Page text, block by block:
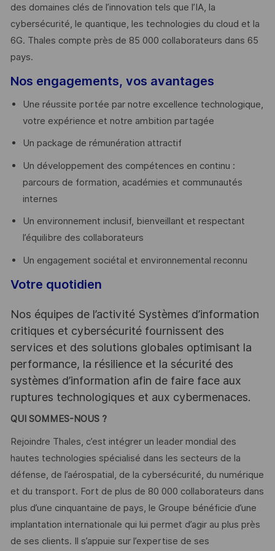
des domaines clés de l’innovation tels que l’IA, la
cybersécurité, le quantique, les technologies du cloud et la
6G. Thales compte près de 85 000 collaborateurs dans 65
pays. ​
Nos engagements, vos avantages
Une réussite portée par notre excellence technologique,
votre expérience et notre ambition partagée
Un package de rémunération attractif
Un développement des compétences en continu :
parcours de formation, académies et communautés
internes
Un environnement inclusif, bienveillant et respectant
l’équilibre des collaborateurs
Un engagement sociétal et environnemental reconnu
Votre quotidien
Nos équipes de l’activité Systèmes d’information
critiques et cybersécurité fournissent des
services et des solutions globales optimisant la
performance, la résilience et la sécurité des
systèmes d’information afin de faire face aux
ruptures technologiques et aux cybermenaces.
QUI SOMMES-NOUS ?
Rejoindre Thales, c’est intégrer un leader mondial des
hautes technologies spécialisé dans les secteurs de la
défense, de l’aérospatial, de la cybersécurité, du numérique
et du transport. Fort de plus de 80 000 collaborateurs dans
plus d’une cinquantaine de pays, le Groupe bénéficie d’une
implantation internationale qui lui permet d’agir au plus près
de ses clients. Il s’appuie sur l’expertise de ses